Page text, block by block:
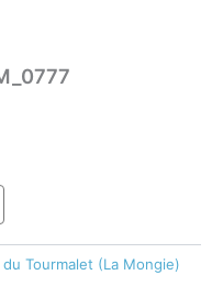
Tourmalet (La Mongie)